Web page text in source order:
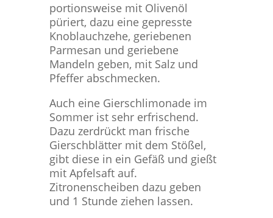
portionsweise mit Olivenöl
püriert, dazu eine gepresste
Knoblauchzehe, geriebenen
Parmesan und geriebene
Mandeln geben, mit Salz und
Pfeffer abschmecken.
Auch eine Gierschlimonade im
Sommer ist sehr erfrischend.
Dazu zerdrückt man frische
Gierschblätter mit dem Stößel,
gibt diese in ein Gefäß und gießt
mit Apfelsaft auf.
Zitronenscheiben dazu geben
und 1 Stunde ziehen lassen.